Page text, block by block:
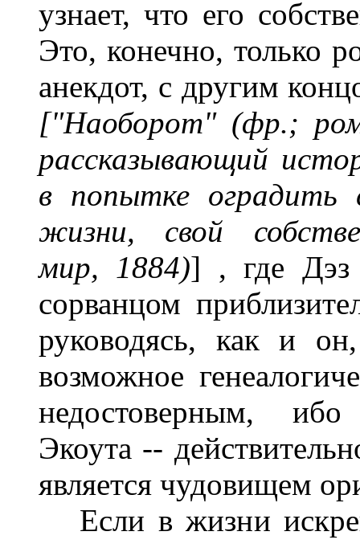
узнает, что его
Это, конечно, только
анекдот, с другим
["Наоборот" (фр.;
рассказывающий
в попытке оградить
жизни, свой
мир, 1884)] , где Дэз
сорванцом
руководясь, как и
возможное
недостоверным, ибо
Экоута --
является чудовищем
Если в жизни